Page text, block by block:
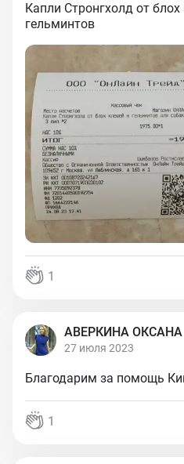
Капли Стронгхолд от
гельминтов
1
АВЕРКИНА ОКСАНА
27 июля 2023
Благодарим за помощь
1